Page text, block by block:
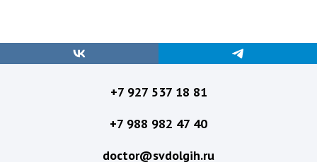
+7 927 537 18 81
doctor@svdolgih.ru
+7 988 982 47 40